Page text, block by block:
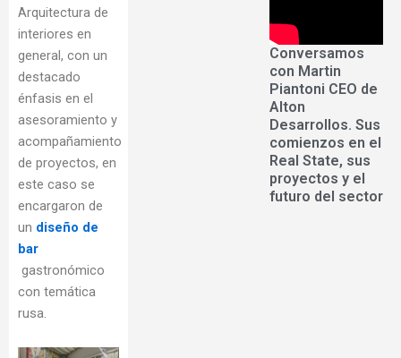
Arquitectura de
interiores en
general, con un
destacado
énfasis en el
asesoramiento y
acompañamiento
de proyectos, en
este caso se
encargaron de
un diseño de
bar
gastronómico
con temática
rusa.
Conversamos
con Martin
Piantoni CEO de
Alton
Desarrollos. Sus
comienzos en el
Real State, sus
proyectos y el
futuro del sector